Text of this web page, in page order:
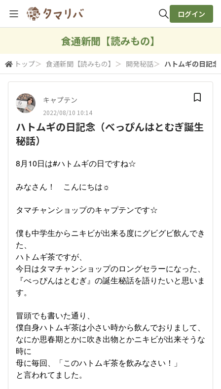
検索
ログイン
食通新聞【読みもの】
トップ＞ 食通新聞【読みもの】 ＞ 開発秘話＞ ハトムギの日記
キャプテン
2022/08/10 10:14
ハトムギの日記念（べっぴんはとむぎ誕生
秘話）
8月10日は#ハトムギの日ですね☆
みなさん！ こんにちは☼
タマチャンショップのキャプテンです☆
僕も中学生からニキビが出来る度にグビグビ飲んでき
た、
ハトムギ茶ですが、
今日はタマチャンショップのロングセラーになった、
『べっぴんはとむぎ』の誕生秘話を語りたいと思いま
す。
冒頭でも書いた通り、
僕自身ハトムギ茶は小さい時から飲んでおりまして、
なにか思春期とかに吹き出物とかニキビが出来そうな
時に
母に毎回、「このハトムギ茶を飲みなさい！」
と言われてました。